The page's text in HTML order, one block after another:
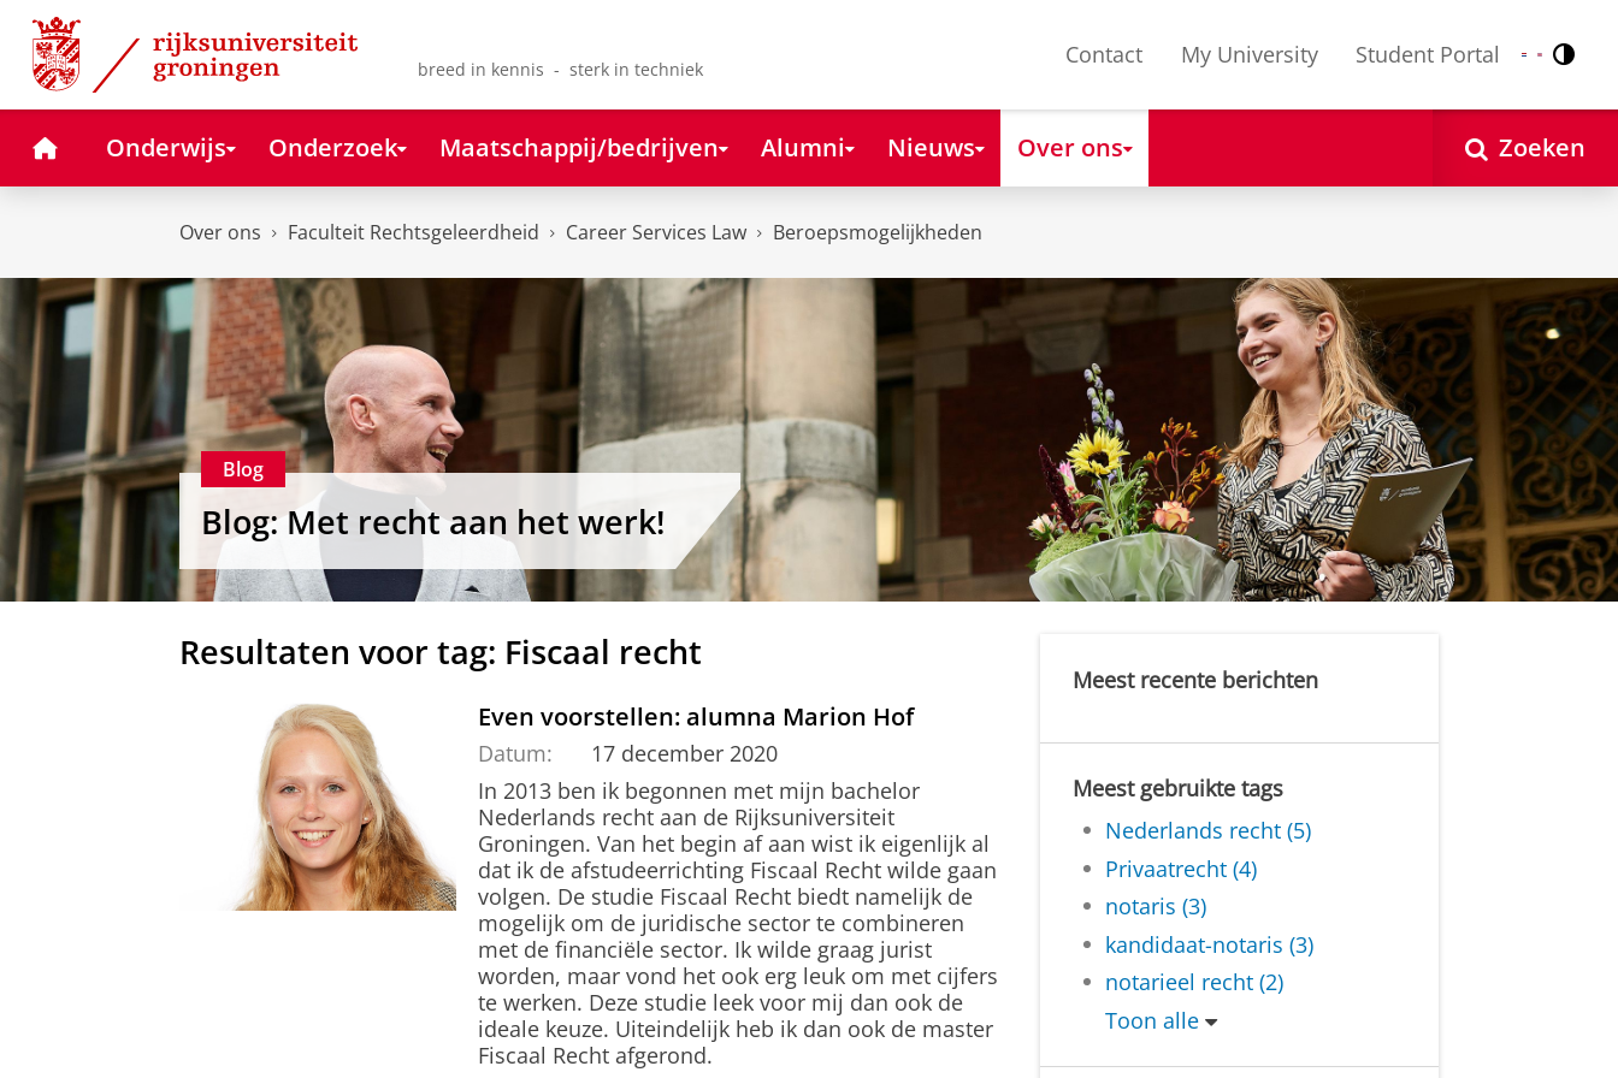
Skip
Content
Skip
Navigation
breed in kennis - sterk in techniek
Contact My University Student Portal Nederlands
English
HomeOnderwijs Onderzoek Maatschappij/bedrijven Alumni Nieuws Over ons Zoeken
Over ons Faculteit Rechtsgeleerdheid Career Services Law Beroepsmogelijkheden
Blog
Blog: Met recht aan het werk!
Resultaten voor tag: Fiscaal recht
Even voorstellen: alumna Marion Hof
Datum:
17 december 2020
In 2013 ben ik begonnen met mijn bachelor
Nederlands recht aan de Rijksuniversiteit
Groningen. Van het begin af aan wist ik eigenlijk al
dat ik de afstudeerrichting Fiscaal Recht wilde gaan
volgen. De studie Fiscaal Recht biedt namelijk de
mogelijk om de juridische sector te combineren
met de financiële sector. Ik wilde graag jurist
worden, maar vond het ook erg leuk om met cijfers
te werken. Deze studie leek voor mij dan ook de
ideale keuze. Uiteindelijk heb ik dan ook de master
Fiscaal Recht afgerond.
Meest recente berichten
Meest gebruikte tags
Nederlands recht (5)
Privaatrecht (4)
notaris (3)
kandidaat-notaris (3)
notarieel recht (2)
Toon alle